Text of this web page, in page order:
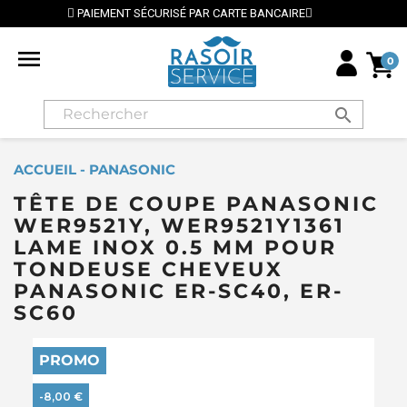
PAR CARTE BANCAIRE ⭐ LIVRAISON GRATUITE EN
 0
search
ACCUEIL - PANASONIC
TÊTE DE COUPE PANASONIC
WER9521Y, WER9521Y1361
LAME INOX 0.5 MM POUR
TONDEUSE CHEVEUX
PANASONIC ER-SC40, ER-
SC60
PROMO
-8,00 €